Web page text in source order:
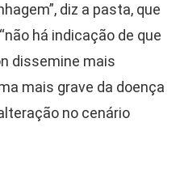
diz a pasta, que
há indicação de que
dissemine mais
mais grave da doença
no cenário